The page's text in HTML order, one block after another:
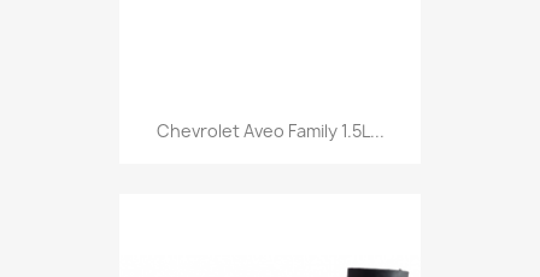
Chevrolet Aveo Family 1.5L...